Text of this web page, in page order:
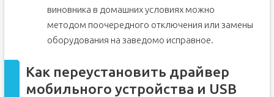
виновника в домашних условиях можно
методом поочередного отключения или замены
оборудования на заведомо исправное.
Как переустановить драйвер
мобильного устройства и USB